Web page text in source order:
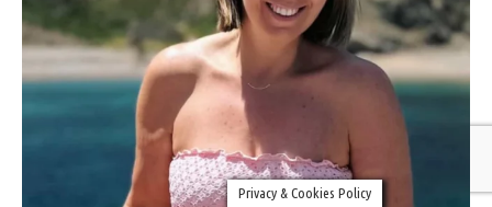
Privacy & Cookies Policy